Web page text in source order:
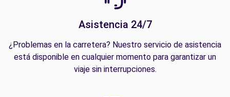
Asistencia 24/7
¿Problemas en la carretera? Nuestro servicio de asistencia
está disponible en cualquier momento para garantizar un
viaje sin interrupciones.